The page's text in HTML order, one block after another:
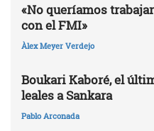
«No queríamos
con el FMI»
Àlex Meyer Verdejo
Boukari Kaboré, el
leales a Sankara
Pablo Arconada